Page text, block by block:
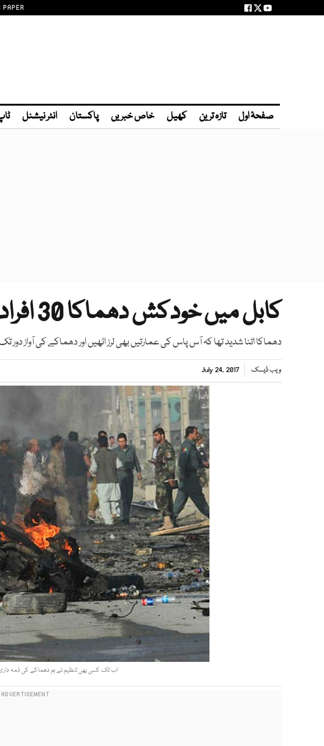
PAPER
صفحۂ اول تازہ ترین کھیل خاص خبریں پاکستان انٹر نیشنل
کابل میں خودکش دھماکا 30 افراد ہلاک
دھماکا اتنا شدید تھا کہ آس پاس کی عمارتیں بھی لرز اٹھیں اور دھماکے کی آواز دور
ویب ڈیسک July 24, 2017
اب تک کسی بھی تنظیم نے بم دھماکے کی ذمہ داری